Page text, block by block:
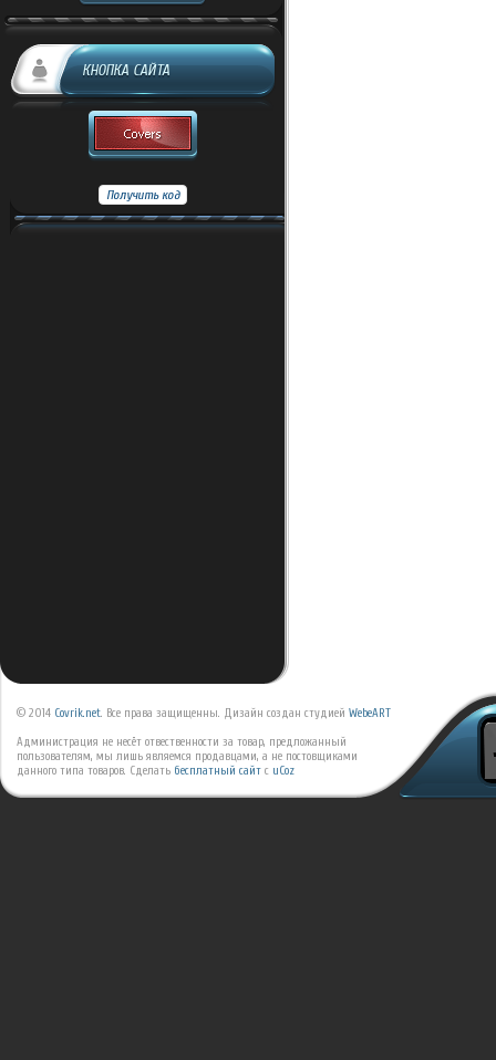
КНОПКА САЙТА
© 2014 Covrik.net. Все права защищенны. Дизайн создан студией WebeART
Администрация не несёт отвественности за товар, предложанный
пользователям, мы лишь являемся продавцами, а не постовщиками
данного типа товаров. Сделать бесплатный сайт с uCoz